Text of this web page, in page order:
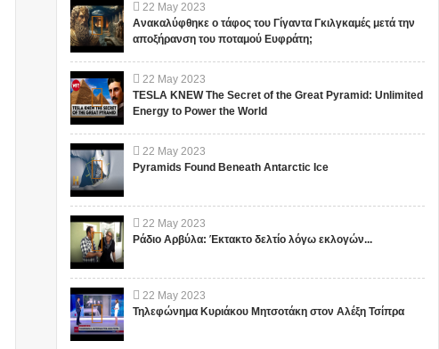
22 May 2023
Ανακαλύφθηκε ο τάφος του Γίγαντα Γκιλγκαμές μετά την
αποξήρανση του ποταμού Ευφράτη;
22 May 2023
TESLA KNEW The Secret of the Great Pyramid: Unlimited
Energy to Power the World
22 May 2023
Pyramids Found Beneath Antarctic Ice
22 May 2023
Ράδιο Αρβύλα: Έκτακτο δελτίο λόγω εκλογών...
22 May 2023
Τηλεφώνημα Κυριάκου Μητσοτάκη στον Αλέξη Τσίπρα